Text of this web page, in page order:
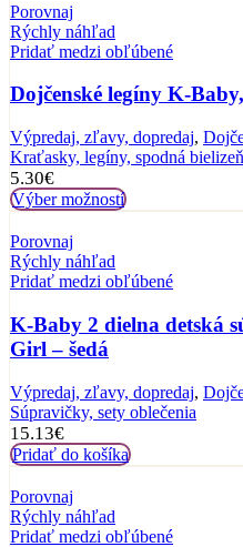
Porovnaj
Rýchly náhľad
Pridať medzi obľúbené
Dojčenské legíny K-
Výpredaj, zľavy, dopredaj,
Kraťasky, legíny, spodná bielizeň
5.30€
Výber možností
Porovnaj
Rýchly náhľad
Pridať medzi obľúbené
K-Baby 2 dielna detská
Girl – šedá
Výpredaj, zľavy, dopredaj,
Súpravičky, sety oblečenia
15.13€
Pridať do košíka
Porovnaj
Rýchly náhľad
Pridať medzi obľúbené